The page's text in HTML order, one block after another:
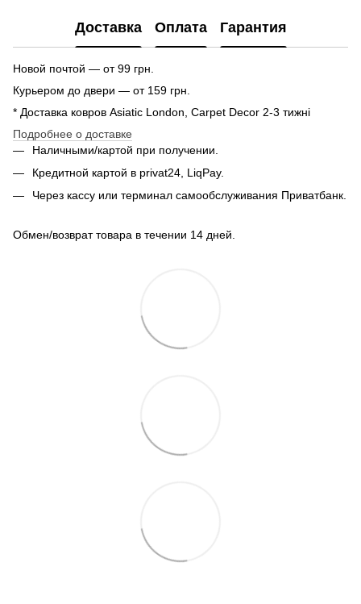
Доставка Оплата Гарантия
Новой почтой — от 99 грн.
Курьером до двери — от 159 грн.
* Доставка ковров Asiatic London, Carpet Decor 2-3 тижні
Подробнее о доставке
Наличными/картой при получении.
Кредитной картой в privat24, LiqPay.
Через кассу или терминал самообслуживания Приватбанк.
Обмен/возврат товара в течении 14 дней.